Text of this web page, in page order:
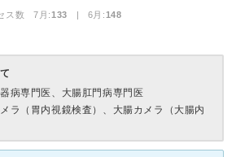
ス数 7月:133 | 6月:148
病専門医、大腸肛門病専門医
ラ（胃内視鏡検査）、大腸カメラ（大腸内